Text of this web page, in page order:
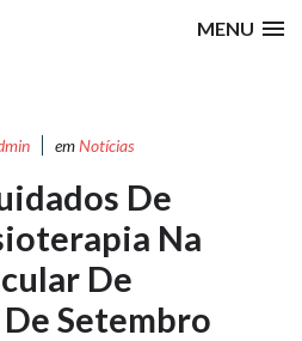
MENU
emNotícias
De
Na
De
Setembro